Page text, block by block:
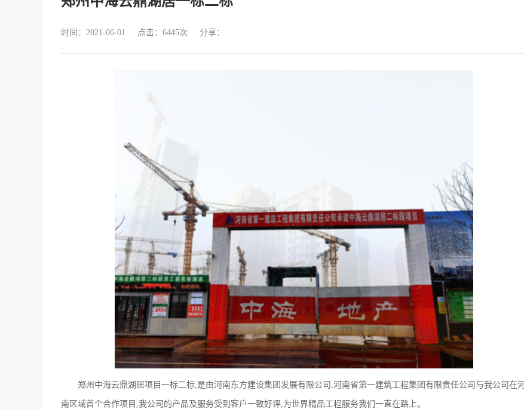
时间：2021-06-01 点击：6445次 分享：
郑州中海云鼎湖居项目一标二标,是由河南东方建设集团发展有限公司,河南省第一建筑工程集团有限责任公司与我公司在河
南区域首个合作项目,我公司的产品及服务受到客户一致好评,为世界精品工程服务我们一直在路上。